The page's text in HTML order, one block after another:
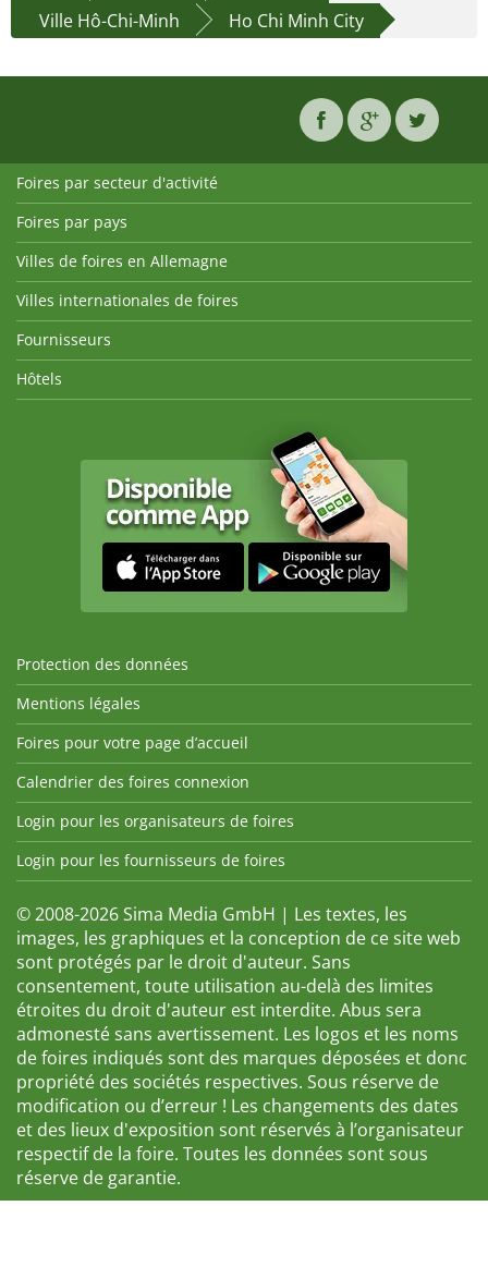
Ville Hô-Chi-Minh
Ho Chi Minh City
Foires par secteur d'activité
Foires par pays
Villes de foires en Allemagne
Villes internationales de foires
Fournisseurs
Hôtels
Protection des données
Mentions légales
Foires pour votre page d’accueil
Calendrier des foires connexion
Login pour les organisateurs de foires
Login pour les fournisseurs de foires
© 2008-2026 Sima Media GmbH | Les textes, les
images, les graphiques et la conception de ce site web
sont protégés par le droit d'auteur. Sans
consentement, toute utilisation au-delà des limites
étroites du droit d'auteur est interdite. Abus sera
admonesté sans avertissement. Les logos et les noms
de foires indiqués sont des marques déposées et donc
propriété des sociétés respectives. Sous réserve de
modification ou d’erreur ! Les changements des dates
et des lieux d'exposition sont réservés à l’organisateur
respectif de la foire. Toutes les données sont sous
réserve de garantie.